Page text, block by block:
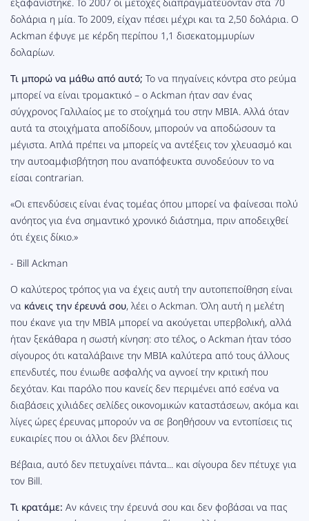
δολάρια η μία. Το 2009, είχαν πέσει μέχρι και τα 2,50 δολάρια. Ο
Ackman έφυγε με κέρδη περίπου 1,1 δισεκατομμυρίων
δολαρίων.
Τι μπορώ να μάθω από αυτό; Το να πηγαίνεις κόντρα στο ρεύμα
μπορεί να είναι τρομακτικό – ο Ackman ήταν σαν ένας
σύγχρονος Γαλιλαίος με το στοίχημά του στην MBIA. Αλλά όταν
αυτά τα στοιχήματα αποδίδουν, μπορούν να αποδώσουν τα
μέγιστα. Απλά πρέπει να μπορείς να αντέξεις τον χλευασμό και
την αυτοαμφισβήτηση που αναπόφευκτα συνοδεύουν το να
είσαι contrarian.
«Οι επενδύσεις είναι ένας τομέας όπου μπορεί να φαίνεσαι πολύ
ανόητος για ένα σημαντικό χρονικό διάστημα, πριν αποδειχθεί
ότι έχεις δίκιο.»
- Bill Ackman
Ο καλύτερος τρόπος για να έχεις αυτή την αυτοπεποίθηση είναι
να κάνεις την έρευνά σου, λέει ο Ackman. Όλη αυτή η μελέτη
που έκανε για την MBIA μπορεί να ακούγεται υπερβολική, αλλά
ήταν ξεκάθαρα η σωστή κίνηση: στο τέλος, ο Ackman ήταν τόσο
σίγουρος ότι καταλάβαινε την MBIA καλύτερα από τους άλλους
επενδυτές, που ένιωθε ασφαλής να αγνοεί την κριτική που
δεχόταν. Και παρόλο που κανείς δεν περιμένει από εσένα να
διαβάσεις χιλιάδες σελίδες οικονομικών καταστάσεων, ακόμα και
λίγες ώρες έρευνας μπορούν να σε βοηθήσουν να εντοπίσεις τις
ευκαιρίες που οι άλλοι δεν βλέπουν.
Βέβαια, αυτό δεν πετυχαίνει πάντα... και σίγουρα δεν πέτυχε για
τον Bill.
Τι κρατάμε: Αν κάνεις την έρευνά σου και δεν φοβάσαι να πας